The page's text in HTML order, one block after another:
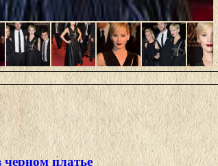
платье